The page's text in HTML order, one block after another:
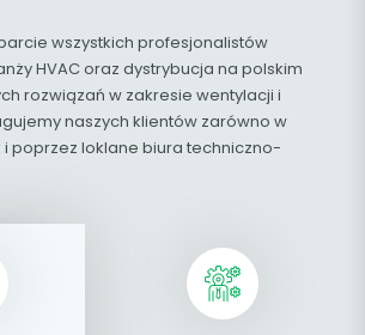
wszystkich profesjonalistów
HVAC oraz dystrybucja na polskim
rozwiązań w zakresie wentylacji i
naszych klientów zarówno w
i poprzez loklane biura techniczno-